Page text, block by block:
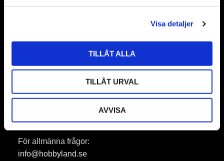
Visa detaljer
TILLÅT ALLA
TILLÅT URVAL
AVVISA
Nyhetsbrev
Prenumerera
Dina personuppgifter behandlas i enlighet med vårintegritetspolicy.
Hobbyland AB
För allmänna frågor:
info@hobbyland.se